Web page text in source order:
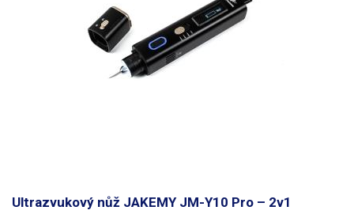
Ultrazvukový nůž JAKEMY JM-Y10 Pro – 2v1